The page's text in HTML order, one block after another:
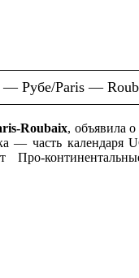
Рубе/Paris —
Roubaix, объявила
— часть календаря